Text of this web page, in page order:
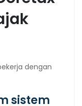
dengan
sistem